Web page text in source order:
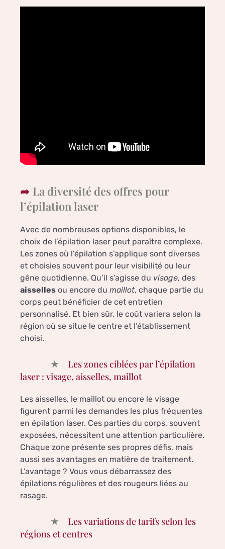
La diversité des offres pour
l’épilation laser
Avec de nombreuses options disponibles, le
choix de l’épilation laser peut paraître complexe.
Les zones où l’épilation s’applique sont diverses
et choisies souvent pour leur visibilité ou leur
gêne quotidienne. Qu’il s’agisse du visage, des
aisselles ou encore du maillot, chaque partie du
corps peut bénéficier de cet entretien
personnalisé. Et bien sûr, le coût variera selon la
région où se situe le centre et l’établissement
choisi.
Les zones ciblées par l’épilation
laser : visage, aisselles, maillot
Les aisselles, le maillot ou encore le visage
figurent parmi les demandes les plus fréquentes
en épilation laser. Ces parties du corps, souvent
exposées, nécessitent une attention particulière.
Chaque zone présente ses propres défis, mais
aussi ses avantages en matière de traitement.
L’avantage ? Vous vous débarrassez des
épilations régulières et des rougeurs liées au
rasage.
Les variations de tarifs selon les
régions et centres